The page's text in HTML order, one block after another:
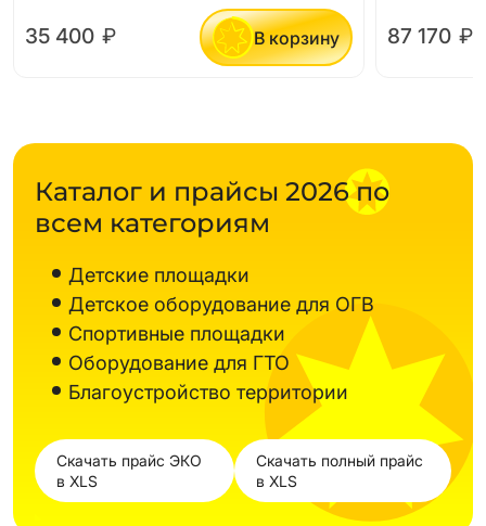
35 400 ₽ В корзину 87 170 ₽
Каталог и прайсы 2026 по
всем категориям
Детские площадки
Детское оборудование для ОГВ
Спортивные площадки
Оборудование для ГТО
Благоустройство территории
Скачать прайс ЭКО
в XLS
Скачать полный прайс
в XLS